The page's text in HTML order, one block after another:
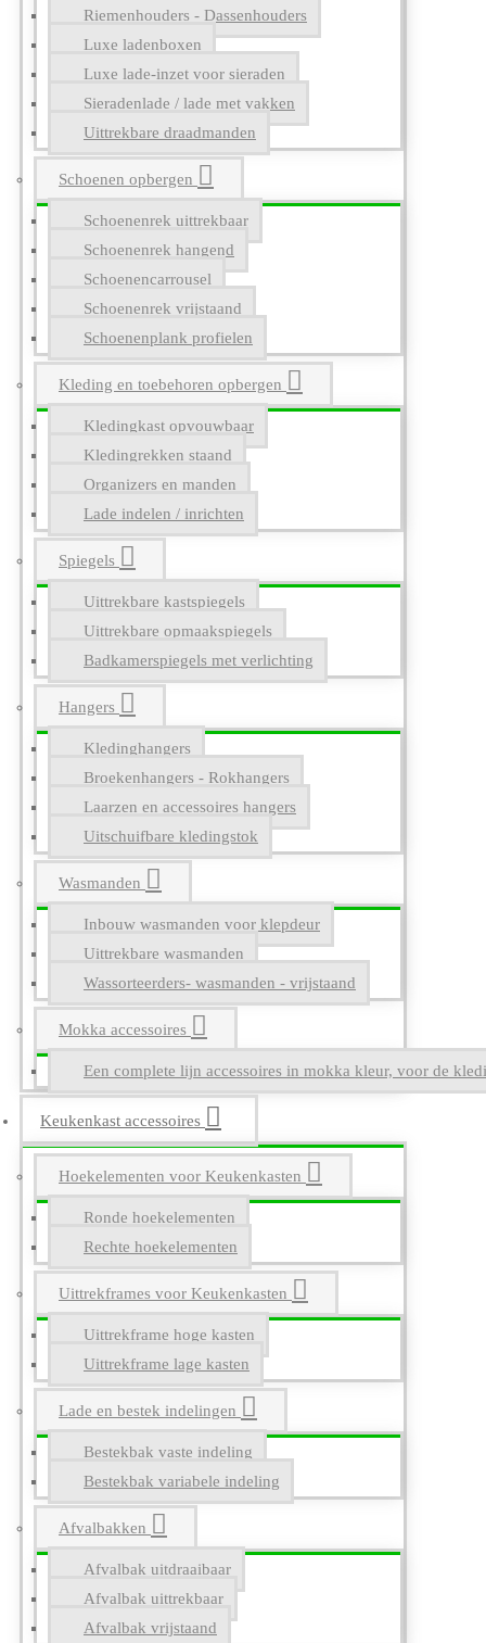
Riemenhouders - Dassenhouders
Luxe ladenboxen
Luxe lade-inzet voor sieraden
Sieradenlade / lade met vakken
Uittrekbare draadmanden
Schoenen opbergen
Schoenenrek uittrekbaar
Schoenenrek hangend
Schoenencarrousel
Schoenenrek vrijstaand
Schoenenplank profielen
Kleding en toebehoren opbergen
Kledingkast opvouwbaar
Kledingrekken staand
Organizers en manden
Lade indelen / inrichten
Spiegels
Uittrekbare kastspiegels
Uittrekbare opmaakspiegels
Badkamerspiegels met verlichting
Hangers
Kledinghangers
Broekenhangers - Rokhangers
Laarzen en accessoires hangers
Uitschuifbare kledingstok
Wasmanden
Inbouw wasmanden voor klepdeur
Uittrekbare wasmanden
Wassorteerders- wasmanden - vrijstaand
Mokka accessoires
Een complete lijn accessoires in mokka kleur, voor de
Keukenkast accessoires
Hoekelementen voor Keukenkasten
Ronde hoekelementen
Rechte hoekelementen
Uittrekframes voor Keukenkasten
Uittrekframe hoge kasten
Uittrekframe lage kasten
Lade en bestek indelingen
Bestekbak vaste indeling
Bestekbak variabele indeling
Afvalbakken
Afvalbak uitdraaibaar
Afvalbak uittrekbaar
Afvalbak vrijstaand